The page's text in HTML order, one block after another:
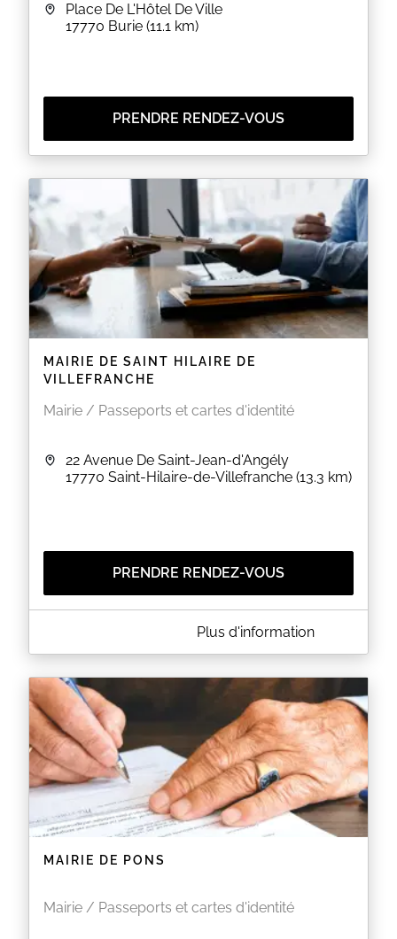
Place De L'Hôtel De Ville
17770 Burie (11.1 km)
PRENDRE RENDEZ-VOUS
MAIRIE DE SAINT HILAIRE DE
VILLEFRANCHE
Mairie / Passeports et cartes d'identité
22 Avenue De Saint-Jean-d'Angély
17770 Saint-Hilaire-de-Villefranche (13.3 km)
PRENDRE RENDEZ-VOUS
A PROPOS DE MAIRIE DE SAINT HILAIRE DE
est bien confirmé", vous recevez un e-mail dans les
10 minutes. Nous vous remercions de patienter pour
la réception de cet e-mail et ne pas renouveler
inutilement votre demande de rendez-vous.
EN SAVOIR PLUS
Plus d'information
MAIRIE DE PONS
Mairie / Passeports et cartes d'identité